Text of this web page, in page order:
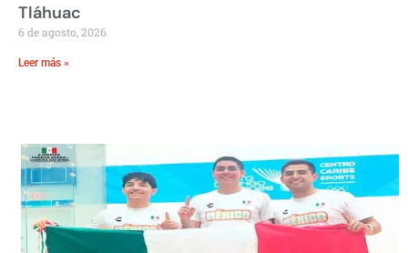
Tláhuac
6 de agosto, 2026
Leer más »